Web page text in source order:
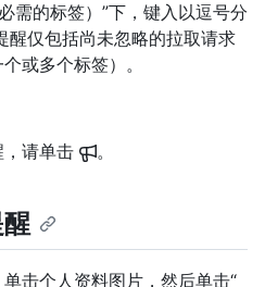
需的标签）”下，键入以逗号分
醒仅包括尚未忽略的拉取请求
或多个标签）。
，请单击
。
击个人资料图片，然后单击“